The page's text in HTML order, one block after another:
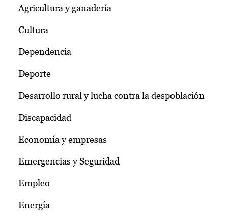
Agricultura y ganadería
Cultura
Dependencia
Deporte
Desarrollo rural y lucha contra la despoblación
Discapacidad
Economía y empresas
Emergencias y Seguridad
Empleo
Energía